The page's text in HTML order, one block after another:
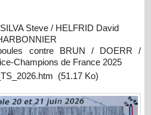
Steve / HELFRID David
contre BRUN / DOERR /
Champions de France 2025
(51.17 Ko)